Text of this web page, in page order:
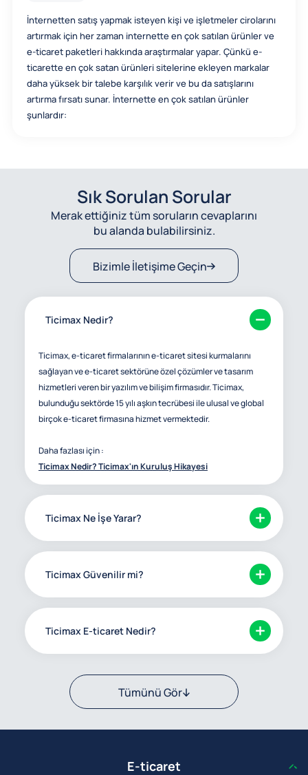
İnternetten satış yapmak isteyen kişi ve işletmeler cirolarını
artırmak için her zaman internette en çok satılan ürünler ve
e-ticaret paketleri hakkında araştırmalar yapar. Çünkü e-
ticarette en çok satan ürünleri sitelerine ekleyen markalar
daha yüksek bir talebe karşılık verir ve bu da satışlarını
artırma fırsatı sunar. İnternette en çok satılan ürünler
şunlardır:
Sık Sorulan Sorular
Merak ettiğiniz tüm soruların cevaplarını
bu alanda bulabilirsiniz.
Bizimle İletişime Geçin
Ticimax Nedir?
Ticimax, e-ticaret firmalarının e-ticaret sitesi kurmalarını
sağlayan ve e-ticaret sektörüne özel çözümler ve tasarım
hizmetleri veren bir yazılım ve bilişim firmasıdır. Ticimax,
bulunduğu sektörde 15 yılı aşkın tecrübesi ile ulusal ve global
birçok e-ticaret firmasına hizmet vermektedir.
Daha fazlası için :
Ticimax Nedir? Ticimax'ın Kuruluş Hikayesi
Ticimax Ne İşe Yarar?
Ticimax Güvenilir mi?
Ticimax E-ticaret Nedir?
Tümünü Gör
E-ticaret